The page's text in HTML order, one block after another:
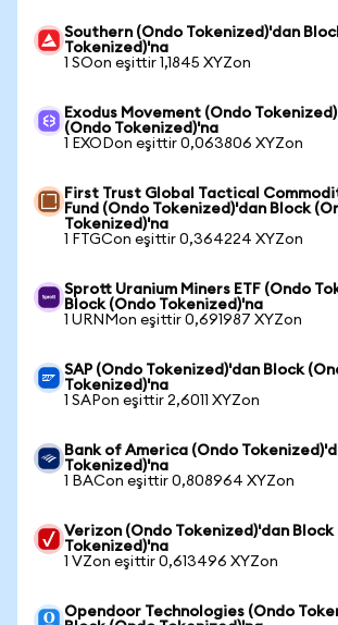
Southern (Ondo Tokenized)'dan
Tokenized)'na
1 SOon eşittir 1,1845 XYZon
Exodus Movement (Ondo
(Ondo Tokenized)'na
1 EXODon eşittir 0,063806 XYZon
First Trust Global Tactical
Fund (Ondo Tokenized)'dan Block
Tokenized)'na
1 FTGCon eşittir 0,364224 XYZon
Sprott Uranium Miners ETF (Ondo
Block (Ondo Tokenized)'na
1 URNMon eşittir 0,691987 XYZon
SAP (Ondo Tokenized)'dan Block
Tokenized)'na
1 SAPon eşittir 2,6011 XYZon
Bank of America (Ondo
Tokenized)'na
1 BACon eşittir 0,808964 XYZon
Verizon (Ondo Tokenized)'dan Block
Tokenized)'na
1 VZon eşittir 0,613496 XYZon
Opendoor Technologies (Ondo